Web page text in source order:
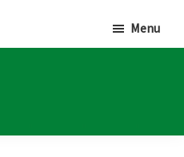
Menu